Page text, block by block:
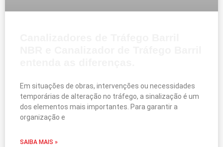
Em situações de obras, intervenções ou necessidades
temporárias de alteração no tráfego, a sinalização é um
dos elementos mais importantes. Para garantir a
organização e
SAIBA MAIS »